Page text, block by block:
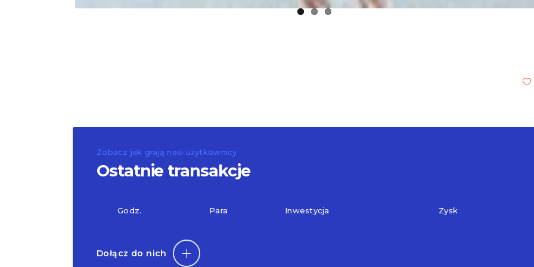
Zobacz jak grają nasi użytkownicy
Ostatnie transakcje
Godz. Para Inwestycja Zysk
Dołącz do nich